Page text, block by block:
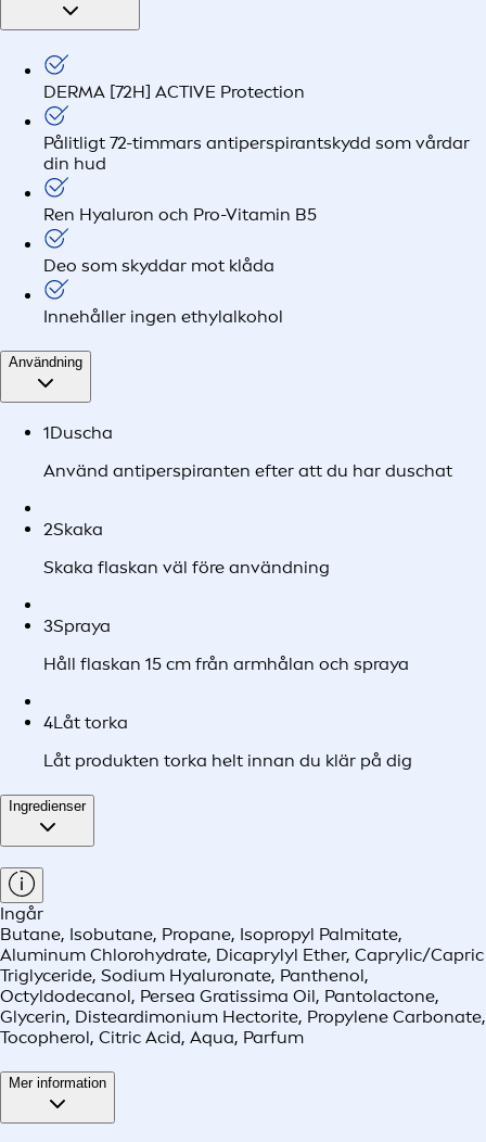
DERMA [72H] ACTIVE Protection
Pålitligt 72-timmars antiperspirantskydd som vårdar
din hud
Ren Hyaluron och Pro-Vitamin B5
Deo som skyddar mot klåda
Innehåller ingen ethylalkohol
Användning
1Duscha
Använd antiperspiranten efter att du har duschat
2Skaka
Skaka flaskan väl före användning
3Spraya
Håll flaskan 15 cm från armhålan och spraya
4Låt torka
Låt produkten torka helt innan du klär på dig
Ingredienser
Ingår
Butane, Isobutane, Propane, Isopropyl Palmitate,
Aluminum Chlorohydrate, Dicaprylyl Ether, Caprylic/Capric
Triglyceride, Sodium Hyaluronate, Panthenol,
Octyldodecanol, Persea Gratissima Oil, Pantolactone,
Glycerin, Disteardimonium Hectorite, Propylene Carbonate,
Tocopherol, Citric Acid, Aqua, Parfum
Mer information